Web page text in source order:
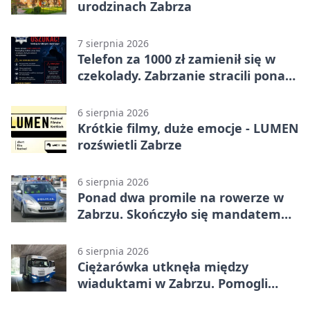
urodzinach Zabrza
7 sierpnia 2026
Telefon za 1000 zł zamienił się w
czekolady. Zabrzanie stracili ponad
6 sierpnia 2026
Krótkie filmy, duże emocje - LUMEN
rozświetli Zabrze
6 sierpnia 2026
Ponad dwa promile na rowerze w
Zabrzu. Skończyło się mandatem
6 sierpnia 2026
Ciężarówka utknęła między
wiaduktami w Zabrzu. Pomogli